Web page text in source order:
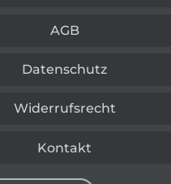
AGB
Datenschutz
Widerrufsrecht
Kontakt